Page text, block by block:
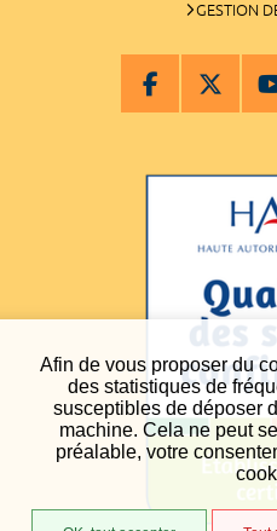
Afin de vous proposer du
des statistiques de
susceptibles de déposer
machine. Cela ne peut
préalable, votre
GESTION